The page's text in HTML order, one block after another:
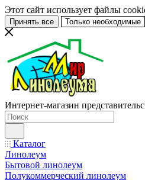
Этот сайт использует файлы
Принять все Только необходимые
Интернет-магазин
Каталог
Линолеум
Бытовой линолеум
Полукоммерческий линолеум